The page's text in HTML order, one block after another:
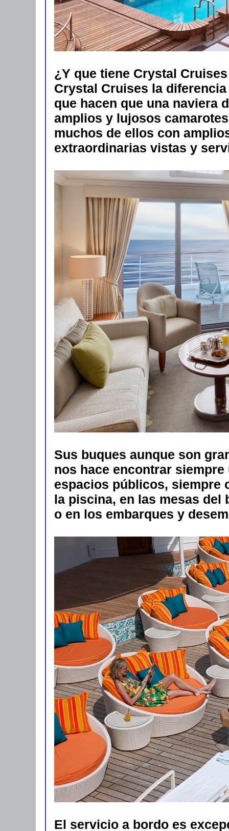
¿Y que tiene Crystal
Crystal Cruises la
que hacen que una naviera
amplios y lujosos
muchos de ellos con
extraordinarias vistas y
Sus buques aunque son
nos hace encontrar
espacios públicos, siempre
la piscina, en las mesas
o en los embarques y
El servicio a bordo es